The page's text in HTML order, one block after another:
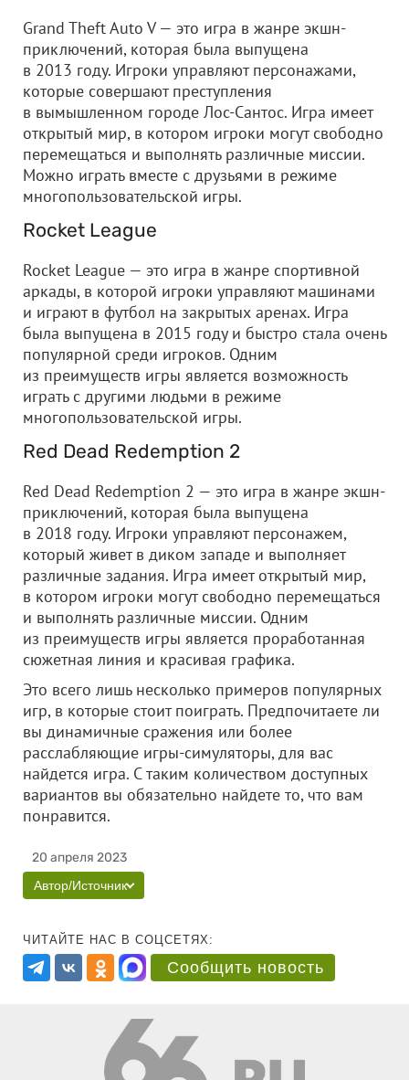
Grand Theft Auto V — это игра в жанре экшн-
приключений, которая была выпущена
в 2013 году. Игроки управляют персонажами,
которые совершают преступления
в вымышленном городе Лос-Сантос. Игра имеет
открытый мир, в котором игроки могут свободно
перемещаться и выполнять различные миссии.
Можно играть вместе с друзьями в режиме
многопользовательской игры.
Rocket League
Rocket League — это игра в жанре спортивной
аркады, в которой игроки управляют машинами
и играют в футбол на закрытых аренах. Игра
была выпущена в 2015 году и быстро стала очень
популярной среди игроков. Одним
из преимуществ игры является возможность
играть с другими людьми в режиме
многопользовательской игры.
Red Dead Redemption 2
Red Dead Redemption 2 — это игра в жанре экшн-
приключений, которая была выпущена
в 2018 году. Игроки управляют персонажем,
который живет в диком западе и выполняет
различные задания. Игра имеет открытый мир,
в котором игроки могут свободно перемещаться
и выполнять различные миссии. Одним
из преимуществ игры является проработанная
сюжетная линия и красивая графика.
Это всего лишь несколько примеров популярных
игр, в которые стоит поиграть. Предпочитаете ли
вы динамичные сражения или более
расслабляющие игры-симуляторы, для вас
найдется игра. С таким количеством доступных
вариантов вы обязательно найдете то, что вам
понравится.
20 апреля 2023
Автор/Источник
ЧИТАЙТЕ НАС В СОЦСЕТЯХ:
Сообщить новость